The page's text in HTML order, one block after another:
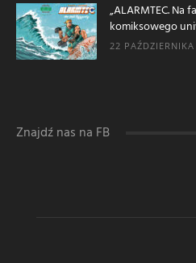
„ALARMTEC. Na
komiksowego
22
Znajdź nas na FB